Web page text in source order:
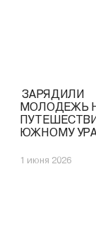
️ ЗАРЯДИЛИ
МОЛОДЕЖЬ
ЮЖНОМУ
1 июня 2026